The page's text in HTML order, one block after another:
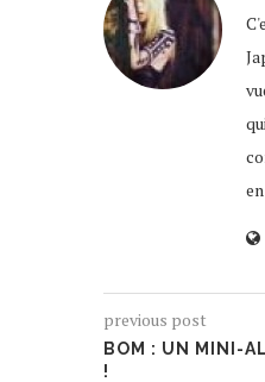
previous post
BOM : UN MINI-
!